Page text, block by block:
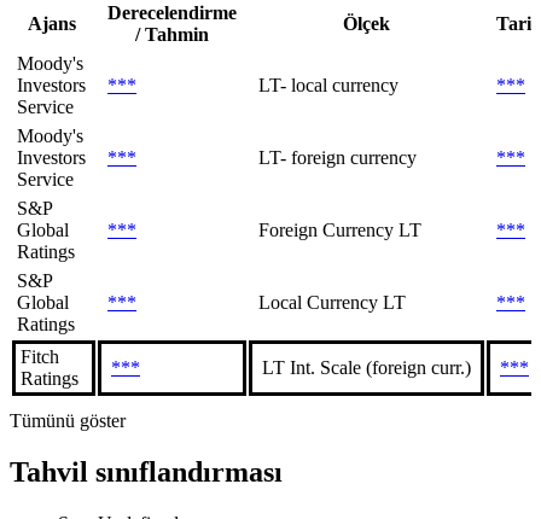
Ajans
Derecelendirme
/ Tahmin
Ölçek
Tarih
Moody's
Investors
Service
*** LT- local currency ***
Moody's
Investors
Service
*** LT- foreign currency ***
S&P
Global
Ratings
*** Foreign Currency LT ***
S&P
Global
Ratings
*** Local Currency LT ***
Fitch
Ratings
*** LT Int. Scale (foreign curr.) ***
Tümünü göster
Tahvil sınıflandırması